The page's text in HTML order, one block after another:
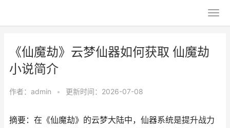
《仙魔劫》云梦仙器如何获取 仙魔劫
小说简介
作者： admin • 更新时间：2026-07-08
摘要：在《仙魔劫》的云梦大陆中，仙器系统是提升战力